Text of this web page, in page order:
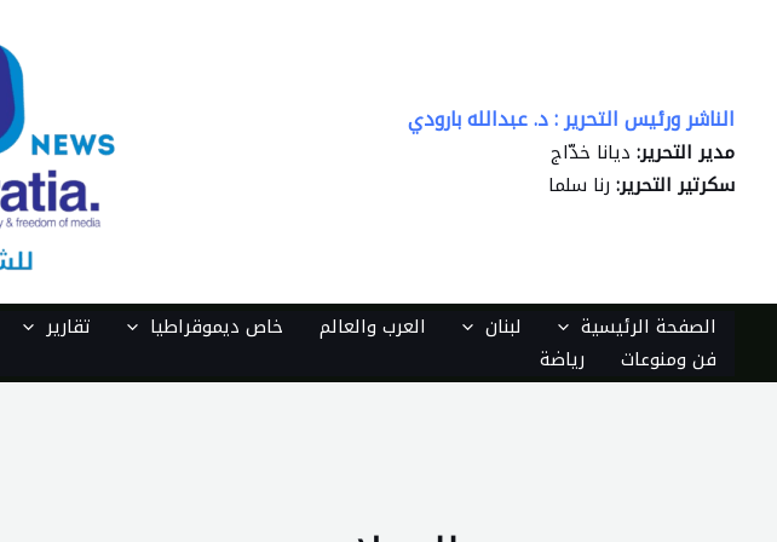
الناشر ورئيس التحرير : د. عبدالله بارودي
مدير التحرير: ديانا خدّاج
سكرتير التحرير: رنا سلما
الصفحة الرئيسية لبنان العرب والعالم خاص ديموقراطيا تقارير
فن ومنوعات
رياضة